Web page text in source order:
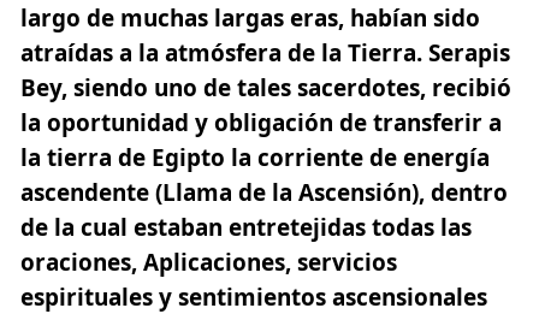
largo de muchas largas eras, habían sido
atraídas a la atmósfera de la Tierra. Serapis
Bey, siendo uno de tales sacerdotes, recibió
la oportunidad y obligación de transferir a
la tierra de Egipto la corriente de energía
ascendente(Llama de la Ascensión),dentro
de la cual estaban entretejidas todas las
oraciones, Aplicaciones, servicios
espirituales y sentimientos ascensionales